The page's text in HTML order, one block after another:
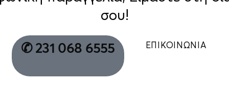
σου!
✆ 231 068 6555 ΕΠΙΚΟΙΝΩΝΙΑ